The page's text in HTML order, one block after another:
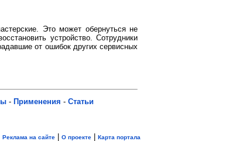
Это может обернуться не
устройство. Сотрудники
от ошибок других сервисных
- Применения - Статьи
Реклама на сайте О проекте Карта портала